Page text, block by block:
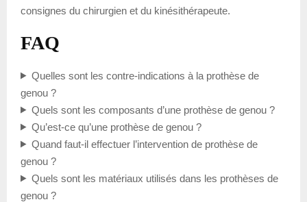
consignes du chirurgien et du kinésithérapeute.
FAQ
Quelles sont les contre-indications à la prothèse de
genou ?
Quels sont les composants d’une prothèse de genou ?
Qu’est-ce qu’une prothèse de genou ?
Quand faut-il effectuer l’intervention de prothèse de
genou ?
Quels sont les matériaux utilisés dans les prothèses de
genou ?